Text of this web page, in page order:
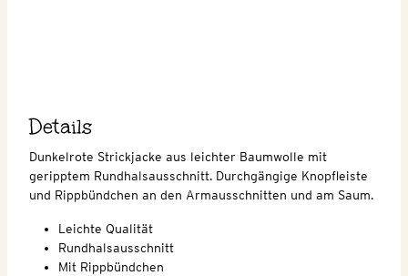
Details
Dunkelrote Strickjacke aus leichter Baumwolle mit
geripptem Rundhalsausschnitt. Durchgängige Knopfleiste
und Rippbündchen an den Armausschnitten und am Saum.
Leichte Qualität
Rundhalsausschnitt
Mit Rippbündchen